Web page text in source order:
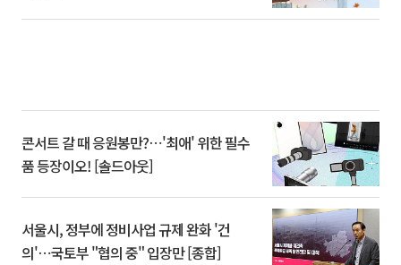
콘서트 갈 때 응원봉만?⋯'최애' 위한 필수
품 등장이오! [솔드아웃]
서울시, 정부에 정비사업 규제 완화 '건
의'⋯국토부 "협의 중" 입장만 [종합]